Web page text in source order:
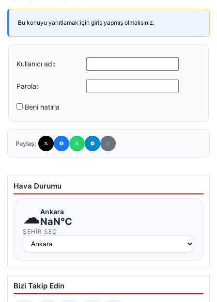
Bu konuyu yanıtlamak için giriş yapmış olmalısınız.
Kullanıcı adı:
Parola:
Beni hatırla
Paylaş:
Hava Durumu
☁Ankara
NaN°C
ŞEHIR SEÇ
Bizi Takip Edin